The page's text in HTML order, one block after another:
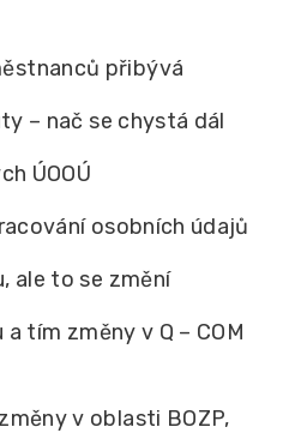
přibývá
– nač se chystá dál
ÚOOÚ
osobních údajů
ale to se změní
tím změny v Q – COM
v oblasti BOZP,